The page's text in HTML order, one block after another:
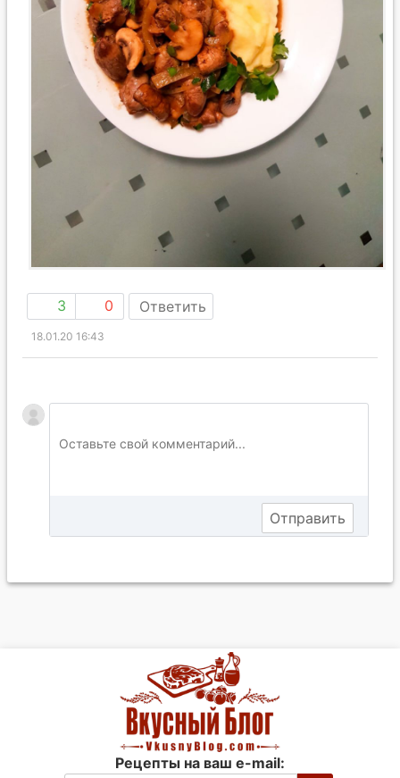
3 0 Ответить
18.01.20 16:43
Рецепты на ваш e-mail: